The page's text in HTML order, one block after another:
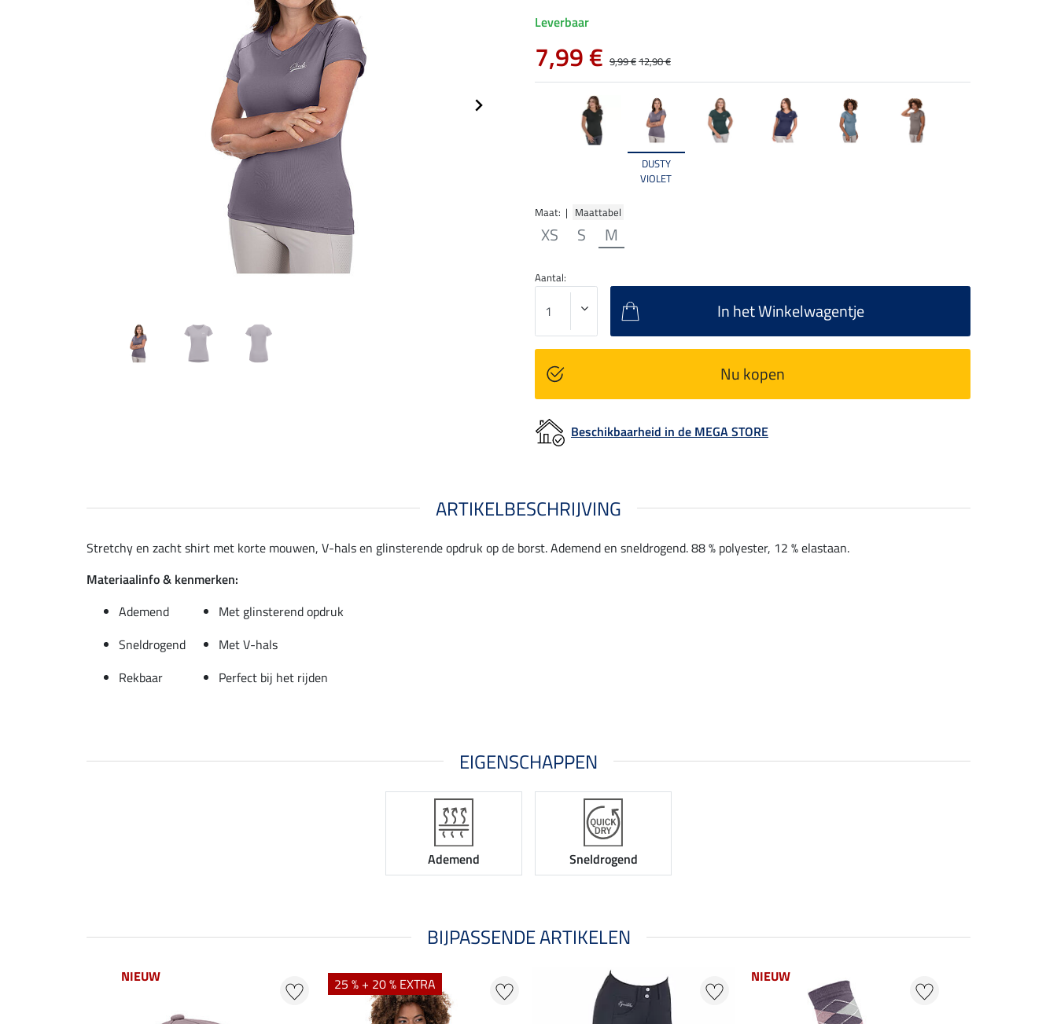
DUSTY
VIOLET
Maat: | Maattabel
XS S M
Leverbaar
7,99 € 9,99 €12,90 €
Aantal:
In het Winkelwagentje
Nu kopen
Beschikbaarheid in de MEGA STORE
ARTIKELBESCHRIJVING
Stretchy en zacht shirt met korte mouwen, V-hals en glinsterende opdruk op de borst. Ademend en sneldrogend. 88 % polyester, 12 % elastaan.
Materiaalinfo & kenmerken:
Ademend
Met glinsterend opdruk
Sneldrogend
Met V-hals
Rekbaar
Perfect bij het rijden
EIGENSCHAPPEN
Ademend Sneldrogend
BIJPASSENDE ARTIKELEN
NIEUW 25 % + 20 % EXTRA NIEUW